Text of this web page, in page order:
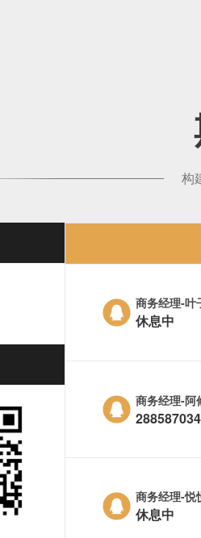
构
商务经理-叶
休息中
商务经理-阿
商务经理-悦
休息中